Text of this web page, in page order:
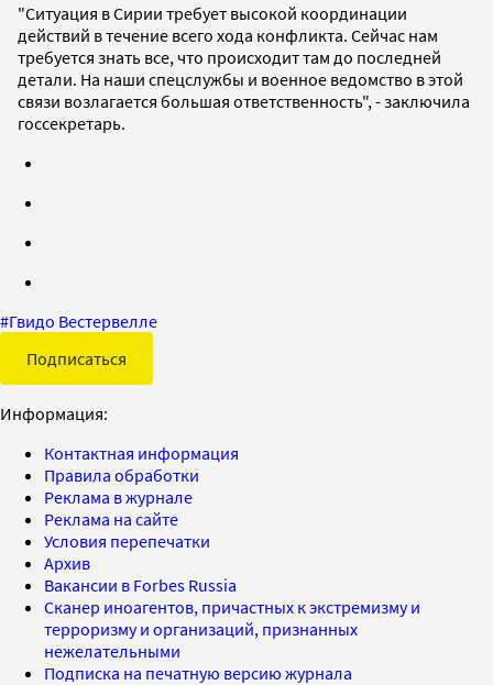
"Ситуация в Сирии требует высокой координации
действий в течение всего хода конфликта. Сейчас нам
требуется знать все, что происходит там до последней
детали. На наши спецслужбы и военное ведомство в этой
связи возлагается большая ответственность", - заключила
госсекретарь.
#Гвидо Вестервелле
Подписаться
Информация:
Контактная информация
Правила обработки
Реклама в журнале
Реклама на сайте
Условия перепечатки
Архив
Вакансии в Forbes Russia
Сканер иноагентов, причастных к экстремизму и
терроризму и организаций, признанных
нежелательными
Подписка на печатную версию журнала